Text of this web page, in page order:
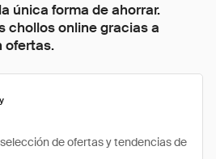
única forma de ahorrar.
chollos online gracias a
ofertas.
de ofertas y tendencias de